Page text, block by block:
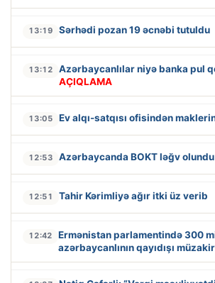
13:19 Sərhədi pozan 19 əcnəbi tutuldu
13:12 Azərbaycanlılar niyə banka pul
AÇIQLAMA
13:05 Ev alqı-satqısı ofisindən
12:53 Azərbaycanda BOKT ləğv olundu
12:51 Tahir Kərimliyə ağır itki üz verib
12:42
Ermənistan parlamentində 300
azərbaycanlının qayıdışı